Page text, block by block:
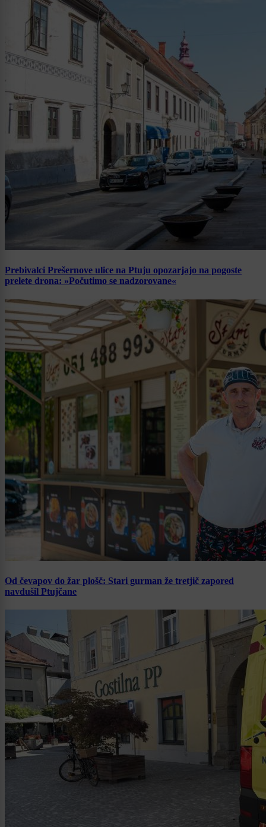
Prebivalci Prešernove ulice na Ptuju opozarjajo na pogoste
prelete drona: »Počutimo se nadzorovane«
Od čevapov do žar plošč: Stari gurman že tretjič zapored
navdušil Ptujčane